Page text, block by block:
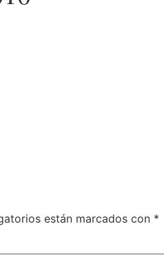
están marcados con *